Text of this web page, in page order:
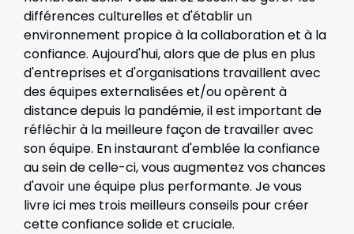
différences culturelles et d'établir un
environnement propice à la collaboration et à la
confiance. Aujourd'hui, alors que de plus en plus
d'entreprises et d'organisations travaillent avec
des équipes externalisées et/ou opèrent à
distance depuis la pandémie, il est important de
réfléchir à la meilleure façon de travailler avec
son équipe. En instaurant d'emblée la confiance
au sein de celle-ci, vous augmentez vos chances
d'avoir une équipe plus performante. Je vous
livre ici mes trois meilleurs conseils pour créer
cette confiance solide et cruciale.